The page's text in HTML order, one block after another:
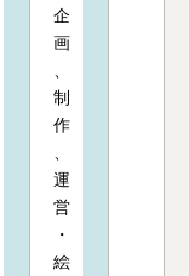
企
画
制
作
運
営
・
絵